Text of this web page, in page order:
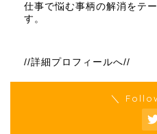
仕事で悩む事柄の解消をテ
す。
//詳細プロフィールへ//
＼